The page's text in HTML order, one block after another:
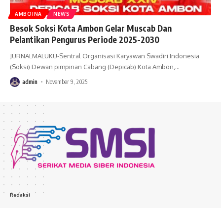
AMBOINA NEWS
Besok Soksi Kota Ambon Gelar Muscab Dan
Pelantikan Pengurus Periode 2025-2030
JURNALMALUKU-Sentral Organisasi Karyawan Swadiri Indonesia
(Soksi) Dewan pimpinan Cabang (Depicab) Kota Ambon, …
admin November 9, 2025
Redaksi